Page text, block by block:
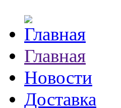
Главная
Новости
Доставка